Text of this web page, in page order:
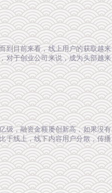
到目前来看，线上用户的获取越来
对于创业公司来说，成为头部越来
级，融资金额屡创新高，如果没有
于线上，线下内容用户分散，传播